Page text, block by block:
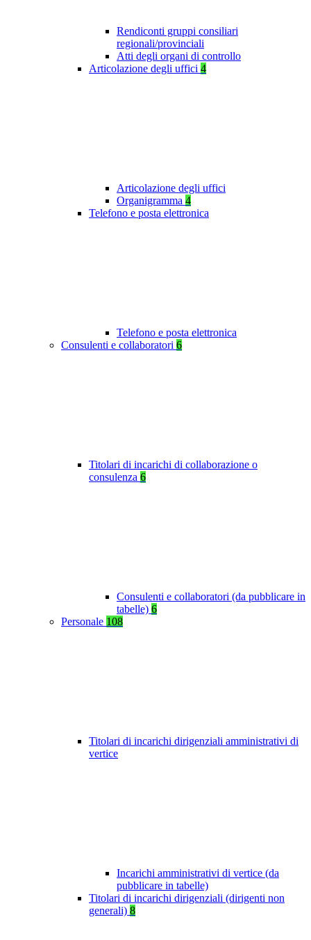
Rendiconti gruppi consiliari
regionali/provinciali
Atti degli organi di controllo
Articolazione degli uffici 4
Articolazione degli uffici
Organigramma 4
Telefono e posta elettronica
Telefono e posta elettronica
Consulenti e collaboratori 6
Titolari di incarichi di collaborazione o
consulenza 6
Consulenti e collaboratori (da pubblicare in
tabelle) 6
Personale 108
Titolari di incarichi dirigenziali amministrativi di
vertice
Incarichi amministrativi di vertice (da
pubblicare in tabelle)
Titolari di incarichi dirigenziali (dirigenti non
generali) 8